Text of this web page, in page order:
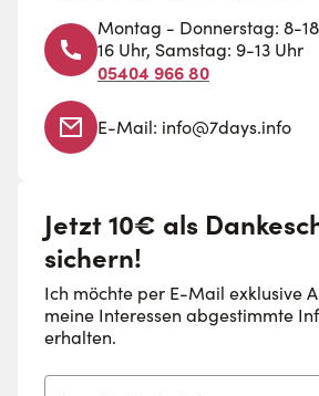
folgenden Eigenschaften:
Verlässliche Rutschhemmung:
sorgenfrei durch Ihren Arbeitstag mit
rutschhemmenden Sohlen der
Anatomisches Fußbett: Das
ausgeklügelte Fußbett der
stützt und hält Ihren Fuß optimal bei
Optimaler Halt:Dank der variablen
Verstellmöglichkeiten können Sie
an Ihren Fuß anpassen.
Montag - Donnerstag: 8-
16 Uhr, Samstag: 9-13 Uhr
05404 966 80
E-Mail: info@7days.info
Jetzt 10€ als
sichern!
Ich möchte per E-Mail exklusive
meine Interessen abgestimmte
erhalten.